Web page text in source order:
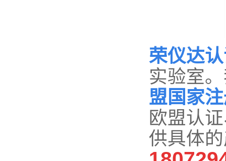
荣仪达
实验室
盟国家
欧盟认
供具体